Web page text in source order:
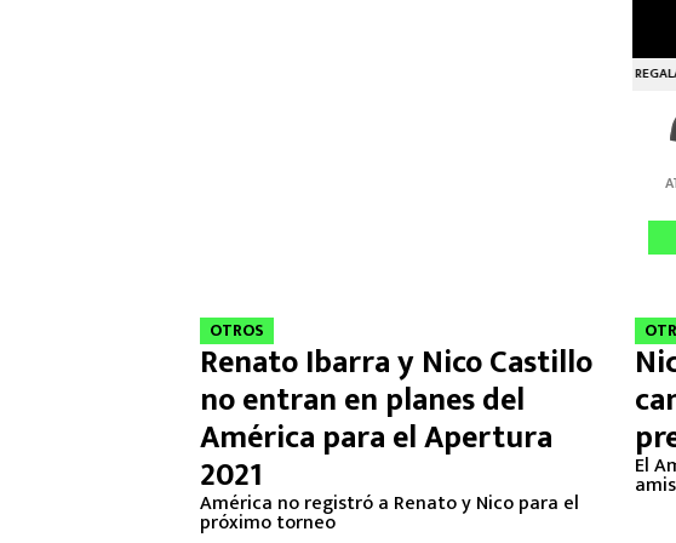
OTROS
Renato Ibarra y Nico Castillo
no entran en planes del
América para el Apertura
2021
América no registró a Renato y Nico para el
próximo torneo
El